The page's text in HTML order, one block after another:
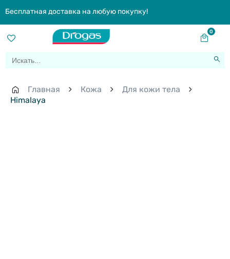
Бесплатная доставка на любую покупку!
0
Главная Кожа
Для кожи тела
Himalaya